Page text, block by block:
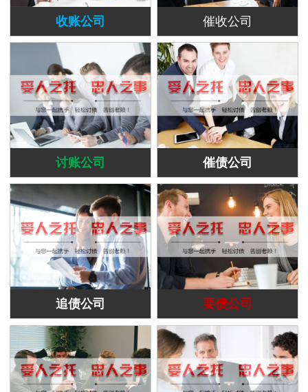
收账公司 催收公司
讨账公司 催债公司
追债公司 要债公司